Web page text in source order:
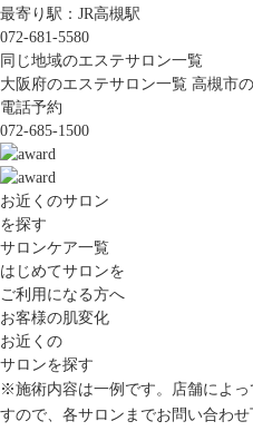
最寄り駅：JR高槻駅
072-681-5580
同じ地域のエステサロン一覧
大阪府のエステサロン一覧 高槻市
電話予約
072-685-1500
お近くのサロン
を探す
サロンケア一覧
はじめてサロンを
ご利用になる方へ
お客様の肌変化
お近くの
サロンを探す
※施術内容は一例です。店舗によ
すので、各サロンまでお問い合わせ